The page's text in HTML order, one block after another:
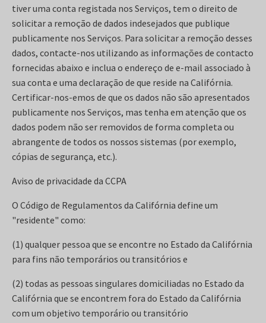
tiver uma conta registada nos Serviços, tem o direito de
solicitar a remoção de dados indesejados que publique
publicamente nos Serviços. Para solicitar a remoção desses
dados, contacte-nos utilizando as informações de contacto
fornecidas abaixo e inclua o endereço de e-mail associado à
sua conta e uma declaração de que reside na Califórnia.
Certificar-nos-emos de que os dados não são apresentados
publicamente nos Serviços, mas tenha em atenção que os
dados podem não ser removidos de forma completa ou
abrangente de todos os nossos sistemas (por exemplo,
cópias de segurança, etc.).
Aviso de privacidade da CCPA
O Código de Regulamentos da Califórnia define um
"residente" como:
(1) qualquer pessoa que se encontre no Estado da Califórnia
para fins não temporários ou transitórios e
(2) todas as pessoas singulares domiciliadas no Estado da
Califórnia que se encontrem fora do Estado da Califórnia
com um objetivo temporário ou transitório